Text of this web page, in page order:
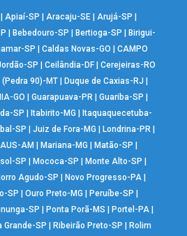
Apiaí-SP Aracaju-SE| Arujá-SP
Bebedouro-SP Bertioga-SP
Birigui-
SP |Caldas Novas-GO |CAMPO
SP Ceilândia-DF| Cerejeiras-RO
(Pedra 90)-MT| Duque de Caxias-RJ
GO |Guarapuava-PR |Guariba-SP
SP Itabirito-MG
Itaquaquecetuba-
SP |Juiz de Fora-MG Londrina-PR
AM Mariana-MG Matão-SP
SP Mococa-SP Monte Alto-SP
Agudo-SP Novo Progresso-PA
SP |Ouro Preto-MG Peruíbe-SP
SP Ponta Porã-MS Portel-PA|
Grande-SP Ribeirão Preto-SP
Rolim